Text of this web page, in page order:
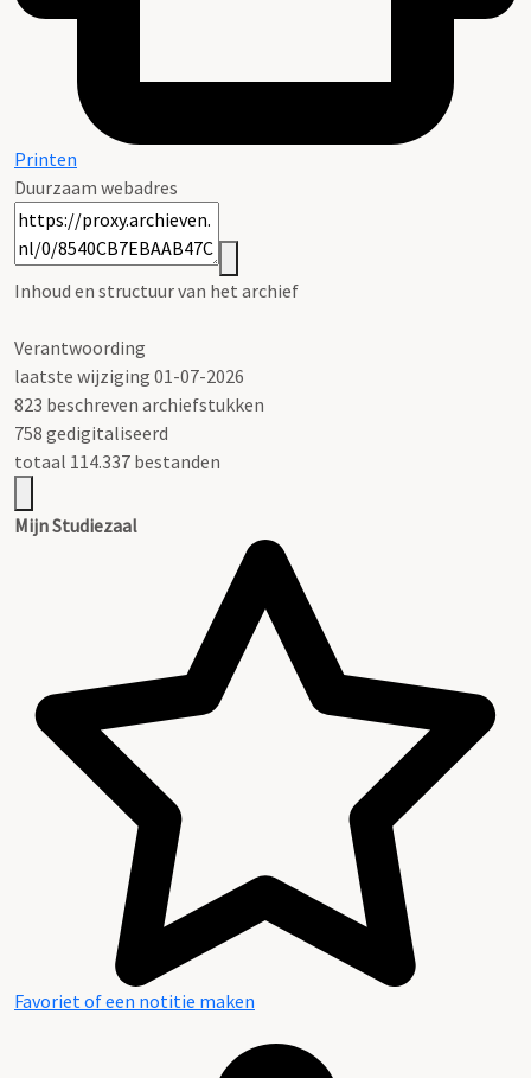
Printen
Duurzaam webadres
Inhoud en structuur van het archief
Verantwoording
laatste wijziging 01-07-2026
823 beschreven archiefstukken
758 gedigitaliseerd
totaal 114.337 bestanden
Mijn Studiezaal
Favoriet of een notitie maken